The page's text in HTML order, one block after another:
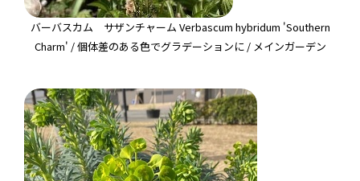
バーバスカム サザンチャーム Verbascum hybridum 'Southern
Charm' / 個体差のある色でグラデーションに / メインガーデン